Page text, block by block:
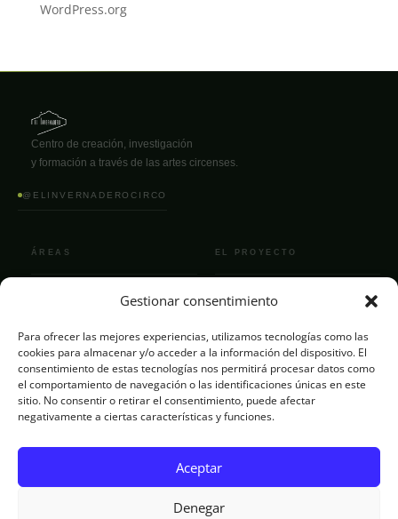
Gestionar consentimiento
Para ofrecer las mejores experiencias, utilizamos tecnologías como las
cookies para almacenar y/o acceder a la información del dispositivo. El
consentimiento de estas tecnologías nos permitirá procesar datos como
el comportamiento de navegación o las identificaciones únicas en este
sitio. No consentir o retirar el consentimiento, puede afectar
negativamente a ciertas características y funciones.
Aceptar
Denegar
WordPress.org
Centro de creación, investigación
y formación a través de las artes circenses.
@ELINVERNADEROCIRCO
ÁREAS
Espacio Pro
Residencias
Programación
Convocatoria
EL PROYECTO
Quiénes somos
El equipo
Actualidad
Contacto